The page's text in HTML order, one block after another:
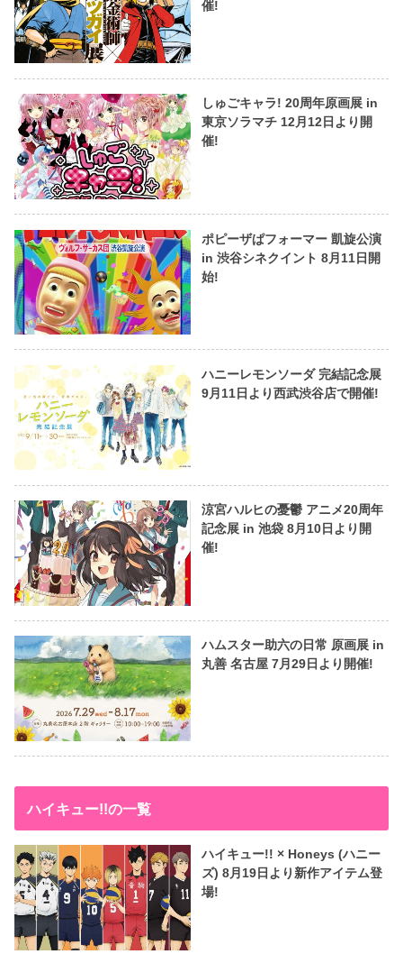
催!
しゅごキャラ! 20周年原画展 in
東京ソラマチ 12月12日より開
催!
ポピーザぱフォーマー 凱旋公演
in 渋谷シネクイント 8月11日開
始!
ハニーレモンソーダ 完結記念展
9月11日より西武渋谷店で開催!
涼宮ハルヒの憂鬱 アニメ20周年
記念展 in 池袋 8月10日より開
催!
ハムスター助六の日常 原画展 in
丸善 名古屋 7月29日より開催!
ハイキュー!!の一覧
ハイキュー!! × Honeys (ハニー
ズ) 8月19日より新作アイテム登
場!